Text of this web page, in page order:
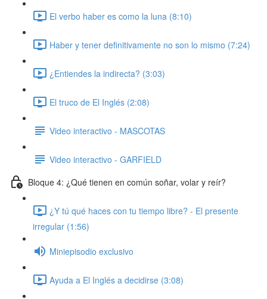
El verbo haber es como la luna (8:10)
Haber y tener definitivamente no son lo mismo (7:24)
¿Entiendes la indirecta? (3:03)
El truco de El Inglés (2:08)
Video interactivo - MASCOTAS
Video interactivo - GARFIELD
Bloque 4: ¿Qué tienen en común soñar, volar y reír?
¿Y tú qué haces con tu tiempo libre? - El presente
irregular (1:56)
Miniepisodio exclusivo
Ayuda a El Inglés a decidirse (3:08)